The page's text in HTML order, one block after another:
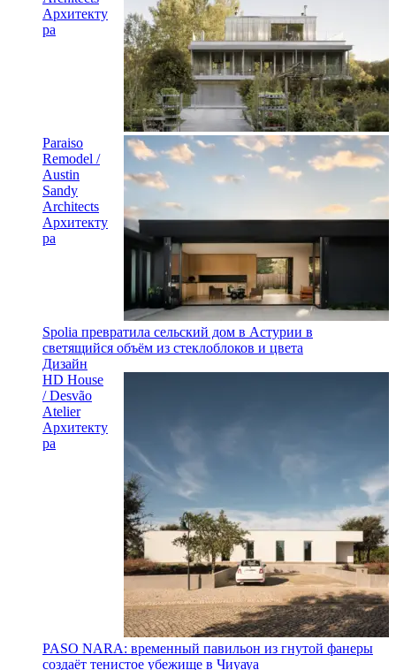
Архитекту
ра
Paraiso
Remodel /
Austin
Sandy
Architects
Архитекту
ра
Spolia превратила сельский дом в Астурии в
светящийся объём из стеклоблоков и цвета
Дизайн
HD House
/ Desvão
Atelier
Архитекту
ра
PASO NARA: временный павильон из гнутой фанеры
создаёт тенистое убежище в Чиуауа